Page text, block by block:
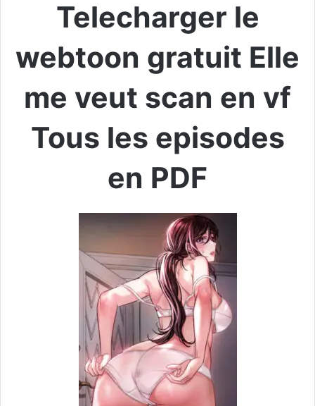
Telecharger le
webtoon gratuit Elle
me veut scan en vf
Tous les episodes
en PDF